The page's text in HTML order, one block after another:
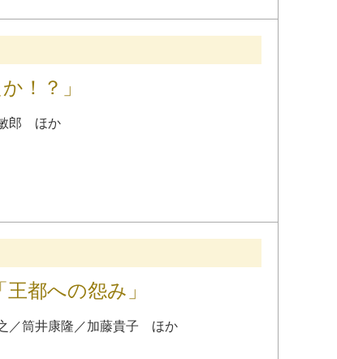
！？」
郎 ほか
都への怨み」
／筒井康隆 ／加藤貴子 ほか